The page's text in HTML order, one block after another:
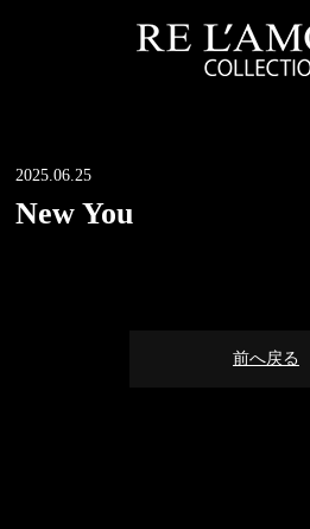
2025.06.25
New You
前へ戻る